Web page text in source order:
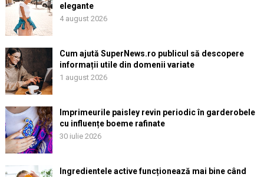
elegante
4 august 2026
Cum ajută SuperNews.ro publicul să descopere
informații utile din domenii variate
1 august 2026
Imprimeurile paisley revin periodic în garderobele
cu influențe boeme rafinate
30 iulie 2026
Ingredientele active funcționează mai bine când